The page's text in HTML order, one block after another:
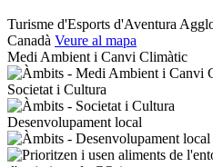
Turisme d'Esports d'Aventura
Canadà Veure al mapa
Medi Ambient i Canvi Climàtic
Societat i Cultura
Desenvolupament local